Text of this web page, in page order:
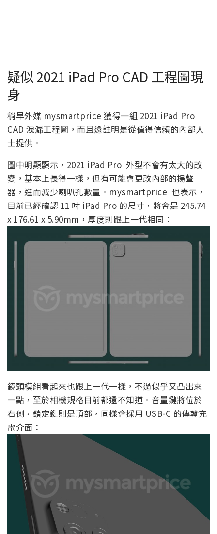
疑似 2021 iPad Pro CAD 工程圖現
身
稍早外媒 mysmartprice 獲得一組 2021 iPad Pro
CAD 洩漏工程圖，而且還註明是從值得信賴的內部人
士提供。
圖中明顯顯示，2021 iPad Pro 外型不會有太大的改
變，基本上長得一樣，但有可能會更改內部的揚聲
器，進而減少喇叭孔數量。mysmartprice 也表示，
目前已經確認 11 吋 iPad Pro 的尺寸，將會是 245.74
x 176.61 x 5.90mm，厚度則跟上一代相同：
鏡頭模組看起來也跟上一代一樣，不過似乎又凸出來
一點，至於相機規格目前都還不知道。音量鍵將位於
右側，鎖定鍵則是頂部，同樣會採用 USB-C 的傳輸充
電介面：